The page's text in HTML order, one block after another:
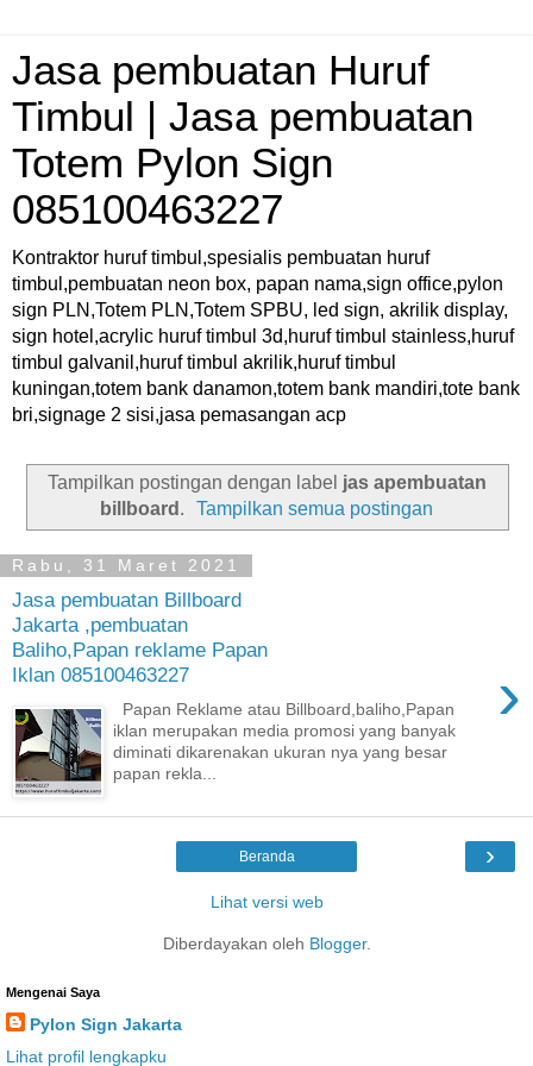
Jasa pembuatan Huruf
Timbul | Jasa pembuatan
Totem Pylon Sign
085100463227
Kontraktor huruf timbul,spesialis pembuatan huruf
timbul,pembuatan neon box, papan nama,sign office,pylon
sign PLN,Totem PLN,Totem SPBU, led sign, akrilik display,
sign hotel,acrylic huruf timbul 3d,huruf timbul stainless,huruf
timbul galvanil,huruf timbul akrilik,huruf timbul
kuningan,totem bank danamon,totem bank mandiri,tote bank
bri,signage 2 sisi,jasa pemasangan acp
Tampilkan postingan dengan label jas apembuatan
billboard . Tampilkan semua postingan
Rabu, 31 Maret 2021
Jasa pembuatan Billboard
Jakarta ,pembuatan
Baliho,Papan reklame Papan
Iklan 085100463227
›
Papan Reklame atau Billboard,baliho,Papan
iklan merupakan media promosi yang banyak
diminati dikarenakan ukuran nya yang besar
papan rekla...
›
Beranda
Lihat versi web
Diberdayakan oleh Blogger.
Mengenai Saya
Pylon Sign Jakarta
Lihat profil lengkapku